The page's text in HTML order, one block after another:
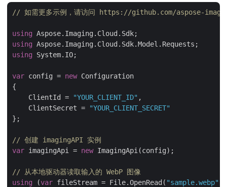
// 如需更多示例，请访问 https://github.com/aspose-
using
using
using System.IO;
var config = new Configuration
{
    ClientId =
"YOUR_CLIENT_ID" ,
    ClientSecret =
"YOUR_CLIENT_SECRET"
};
// 创建 imagingAPI 实例
var imagingApi = new ImagingApi(config);
// 从本地驱动器读取输入的 WebP 图像
using (var fileStream = File.OpenRead( "sample.webp"